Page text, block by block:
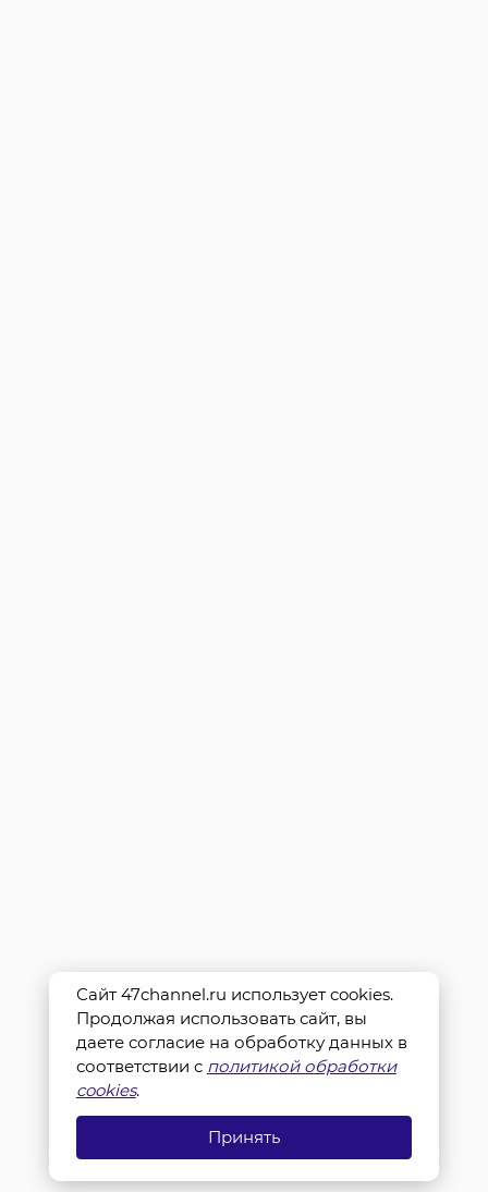
Сайт 47channel.ru использует cookies.
Продолжая использовать сайт, вы
даете согласие на обработку данных в
соответствии с политикой обработки
cookies.
Принять